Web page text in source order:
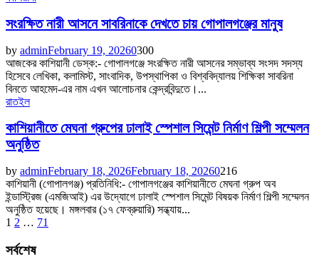
সংরক্ষিত নারী আসনে সাবরিনাকে দেখতে চায় গোপালগঞ্জের মানুষ
by adminFebruary 19, 20260300
আজকের কাশিয়ানী ডেস্ক:- গোপালগঞ্জে সংরক্ষিত নারী আসনের সম্ভাব্য সংসদ সদস্য
হিসেবে লেখিকা, কলামিস্ট, সাংবাদিক, উপস্থাপিকা ও বিশ্ববিদ্যালয় শিক্ষিকা সাবরিনা
বিনতে আহমেদ-এর নাম এখন আলোচনার কেন্দ্রবিন্দুতে।...
রাতইল
কাশিয়ানীতে মেঘনা গ্রুপের ঢালাই স্পেশাল সিমেন্ট নির্মাণ শিল্পী সম্মেলন
অনুষ্ঠিত
by adminFebruary 18, 2026February 18, 20260216
কাশিয়ানী (গোপালগঞ্জ) প্রতিনিধি:- গোপালগঞ্জের কাশিয়ানীতে মেঘনা গ্রুপ অব
ইন্ডাস্ট্রিজ (এমজিআই) এর উদ্যোগে ঢালাই স্পেশাল সিমেন্ট বিষয়ক নির্মাণ শিল্পী সম্মেলন
অনুষ্ঠিত হয়েছে। মঙ্গলবার (১৭ ফেব্রুয়ারি) সন্ধ্যায়...
Posts
pagination
1 2 … 71
সর্বশেষ